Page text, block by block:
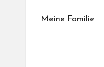
Meine Familie